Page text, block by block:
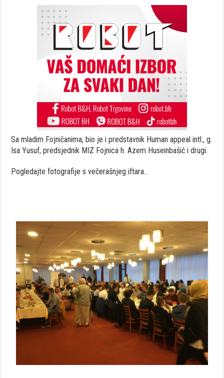
Sa mladim Fojničanima, bio je i predstavnik Human appeal intl., g.
Isa Yusuf, predsjednik MIZ Fojnica h. Azem Huseinbašić i drugi.
Pogledajte fotografije s večerašnjeg iftara…